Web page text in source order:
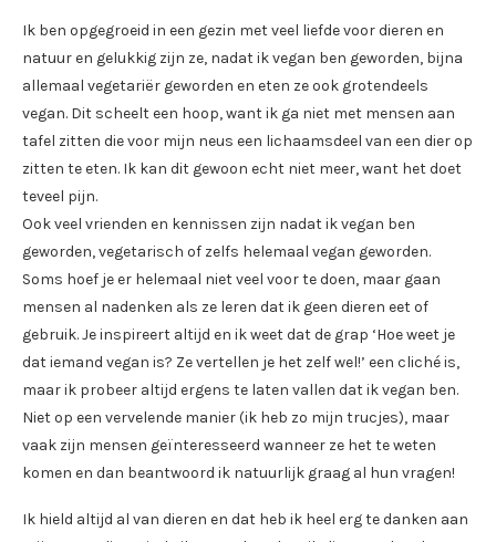
Ik ben opgegroeid in een gezin met veel liefde voor dieren en
natuur en gelukkig zijn ze, nadat ik vegan ben geworden, bijna
allemaal vegetariër geworden en eten ze ook grotendeels
vegan. Dit scheelt een hoop, want ik ga niet met mensen aan
tafel zitten die voor mijn neus een lichaamsdeel van een dier op
zitten te eten. Ik kan dit gewoon echt niet meer, want het doet
teveel pijn.
Ook veel vrienden en kennissen zijn nadat ik vegan ben
geworden, vegetarisch of zelfs helemaal vegan geworden.
Soms hoef je er helemaal niet veel voor te doen, maar gaan
mensen al nadenken als ze leren dat ik geen dieren eet of
gebruik. Je inspireert altijd en ik weet dat de grap ‘Hoe weet je
dat iemand vegan is? Ze vertellen je het zelf wel!’ een cliché is,
maar ik probeer altijd ergens te laten vallen dat ik vegan ben.
Niet op een vervelende manier (ik heb zo mijn trucjes), maar
vaak zijn mensen geïnteresseerd wanneer ze het te weten
komen en dan beantwoord ik natuurlijk graag al hun vragen!
Ik hield altijd al van dieren en dat heb ik heel erg te danken aan